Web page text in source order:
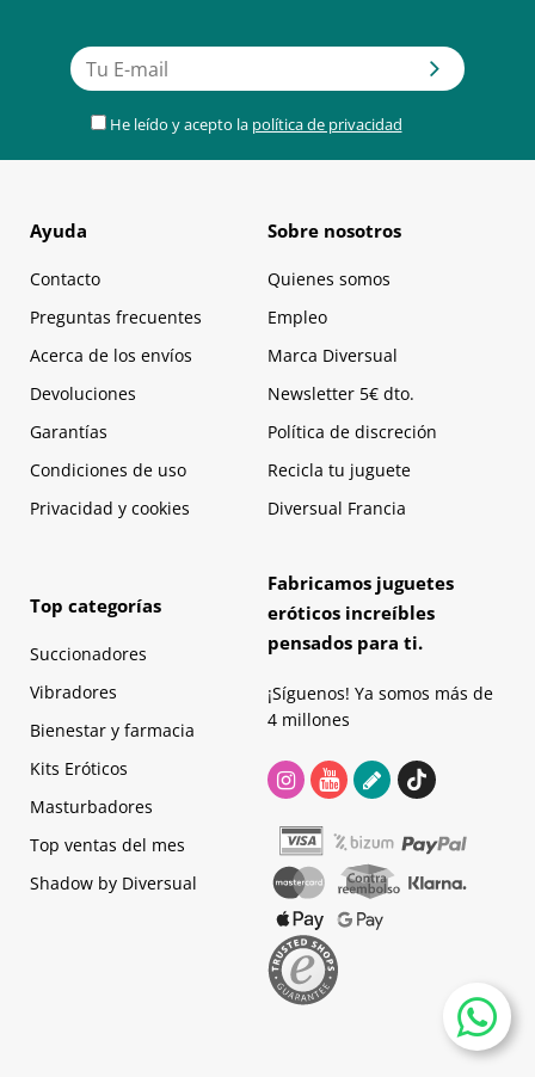
He leído y acepto la política de privacidad
Ayuda
Contacto
Preguntas frecuentes
Acerca de los envíos
Devoluciones
Garantías
Condiciones de uso
Privacidad y cookies
Sobre nosotros
Quienes somos
Empleo
Marca Diversual
Newsletter 5€ dto.
Política de discreción
Recicla tu juguete
Diversual Francia
Top categorías
Succionadores
Vibradores
Bienestar y farmacia
Kits Eróticos
Masturbadores
Top ventas del mes
Shadow by Diversual
Fabricamos juguetes
eróticos increíbles
pensados para ti.
¡Síguenos! Ya somos más de
4 millones